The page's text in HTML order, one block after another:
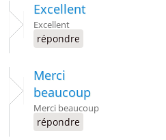
Excellent
Excellent
répondre
Merci
beaucoup
Merci beaucoup
répondre